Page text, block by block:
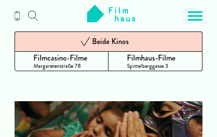
Inhalt
Filmcasino-Filme
Margaretenstraße 78
Beide Kinos
Filmhaus-Filme
Spittelberggasse 3